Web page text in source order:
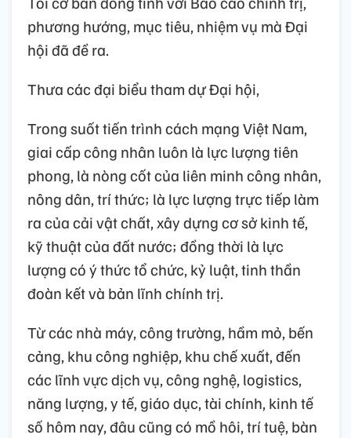
phương hướng, mục tiêu, nhiệm vụ mà Đại
hội đã đề ra.
Thưa các đại biểu tham dự Đại hội,
Trong suốt tiến trình cách mạng Việt Nam,
giai cấp công nhân luôn là lực lượng tiên
phong, là nòng cốt của liên minh công nhân,
nông dân, trí thức; là lực lượng trực tiếp làm
ra của cải vật chất, xây dựng cơ sở kinh tế,
kỹ thuật của đất nước; đồng thời là lực
lượng có ý thức tổ chức, kỷ luật, tinh thần
đoàn kết và bản lĩnh chính trị.
Từ các nhà máy, công trường, hầm mỏ, bến
cảng, khu công nghiệp, khu chế xuất, đến
các lĩnh vực dịch vụ, công nghệ, logistics,
năng lượng, y tế, giáo dục, tài chính, kinh tế
số hôm nay, đâu cũng có mồ hôi, trí tuệ, bàn